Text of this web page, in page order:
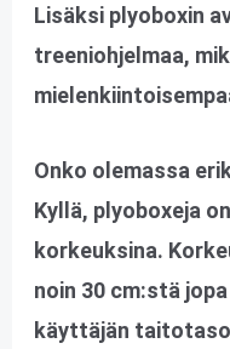
Lisäksi plyoboxin
treeniohjelmaa,
Onko olemassa
Kyllä, plyoboxeja
korkeuksina.
noin 30 cm:stä
käyttäjän